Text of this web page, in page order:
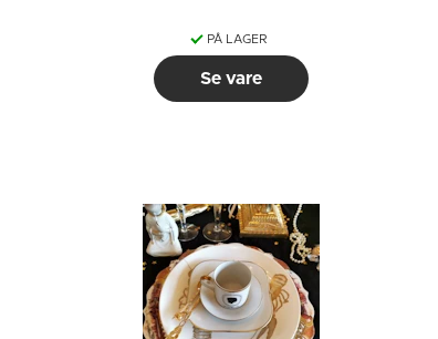
PÅ LAGER
Se vare